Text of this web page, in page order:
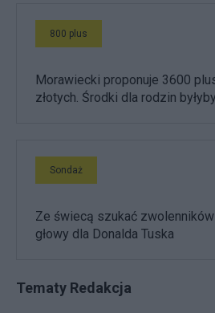
800 plus
Morawiecki proponuje 3600
złotych. Środki dla rodzin
Sondaż
Ze świecą szukać zwolenników
głowy dla Donalda Tuska
Tematy Redakcja